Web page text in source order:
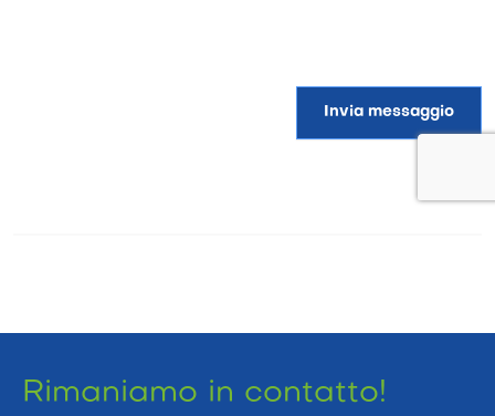
Invia messaggio
Rimaniamo in contatto!